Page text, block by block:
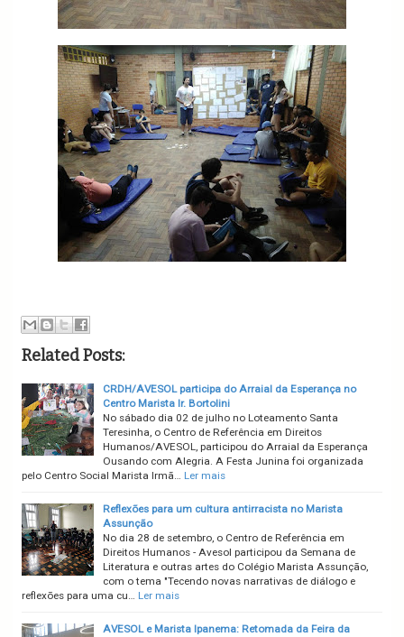
Related Posts:
CRDH/AVESOL participa do Arraial da Esperança no
Centro Marista Ir. Bortolini
No sábado dia 02 de julho no Loteamento Santa
Teresinha, o Centro de Referência em Direitos
Humanos/AVESOL, participou do Arraial da Esperança
Ousando com Alegria. A Festa Junina foi organizada
pelo Centro Social Marista Irmã… Ler mais
Reflexões para um cultura antirracista no Marista
Assunção
No dia 28 de setembro, o Centro de Referência em
Direitos Humanos - Avesol participou da Semana de
Literatura e outras artes do Colégio Marista Assunção,
com o tema "Tecendo novas narrativas de diálogo e
reflexões para uma cu… Ler mais
AVESOL e Marista Ipanema: Retomada da Feira da